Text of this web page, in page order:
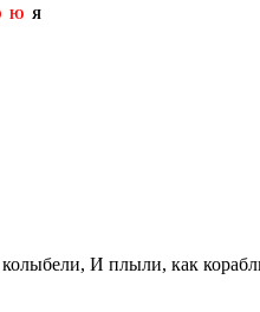
Ю Я
И плыли, как